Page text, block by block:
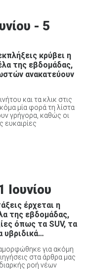
- 5
κρύβει η
της εβδομάδας,
ανακατεύουν
και τα κλικ στις
μία φορά τη λίστα
γρήγορα, καθώς οι
ευκαιρίες
έρχεται η
της εβδομάδας,
όπως τα SUV, τα
υβριδικά…
για ακόμη
στα άρθρα μας
ροή νέων